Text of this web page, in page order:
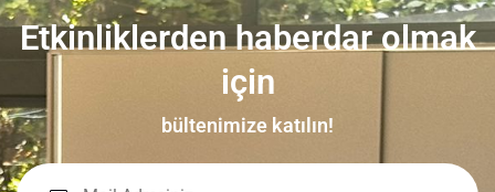
Etkinliklerden haberdar olmak
için
bültenimize katılın!